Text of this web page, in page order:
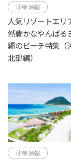
沖縄情報
人気リゾートエリ
然豊かなやんばる
縄のビーチ特集（
北部編）
沖縄情報